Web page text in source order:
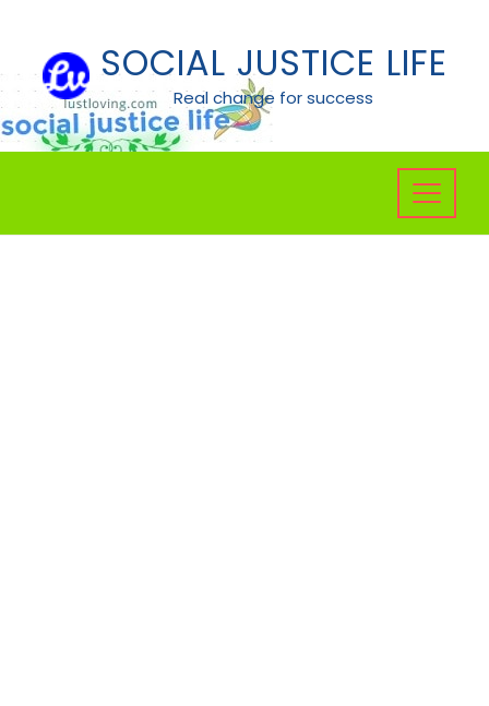
content
SOCIAL JUSTICE LIFE
Real change for success